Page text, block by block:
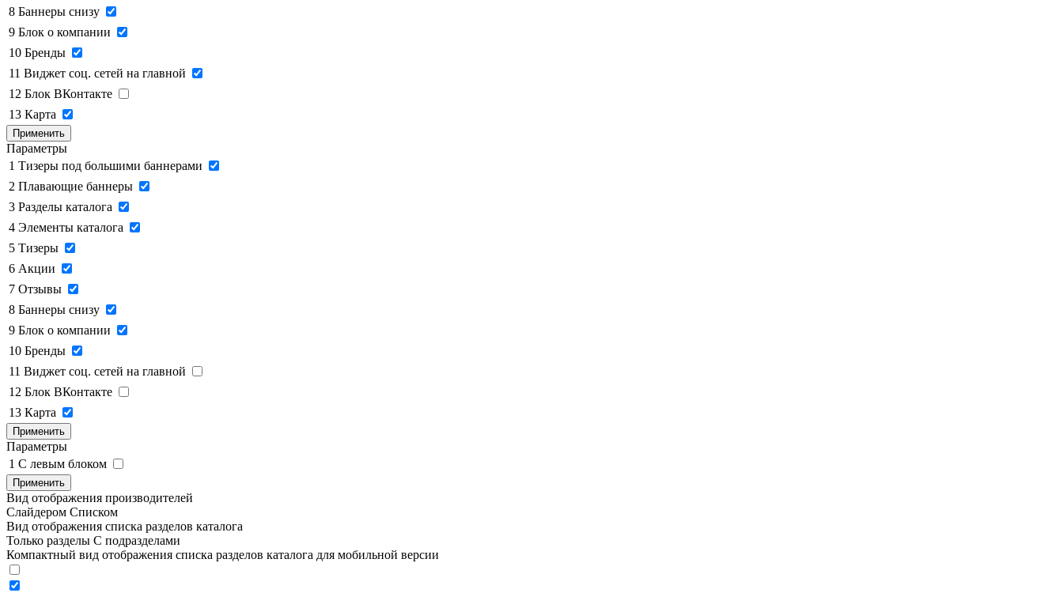
8 Баннеры снизу
9 Блок о компании
10 Бренды
11 Виджет соц. сетей на главной
12 Блок ВКонтакте
13 Карта
Применить
Параметры
1 Тизеры под большими баннерами
2 Плавающие баннеры
3 Разделы каталога
4 Элементы каталога
5 Тизеры
6 Акции
7 Отзывы
8 Баннеры снизу
9 Блок о компании
10 Бренды
11 Виджет соц. сетей на главной
12 Блок ВКонтакте
13 Карта
Применить
Параметры
1 C левым блоком
Применить
Вид отображения производителей
Слайдером Списком
Вид отображения списка разделов каталога
Только разделы С подразделами
Компактный вид отображения списка разделов каталога для мобильной версии